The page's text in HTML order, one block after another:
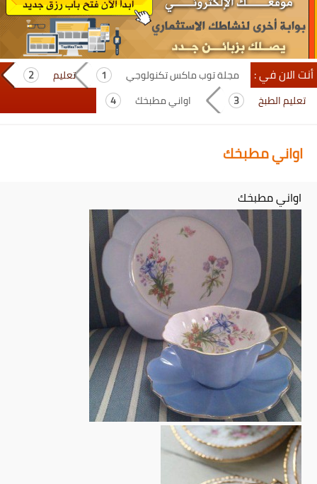
أنت الان في : مجلة توب ماكس تكنولوجي
تعليم
تعليم الطبخ
اواني مطبخك
اواني مطبخك
اواني مطبخك